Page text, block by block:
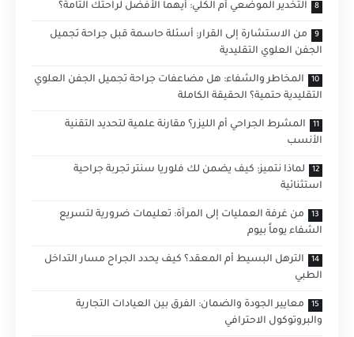
التخدير الموضعي أم الكلي: أيهما الأفضل لراحتك التامة؟
من الاستشارة إلى القرار: أسئلة حاسمة قبل جراحة تجميل
الجفن العلوي التقليدية
المخاطر والشفاء: هل مضاعفات جراحة تجميل الجفن العلوي
التقليدية حتمية؟ الحقيقة الكاملة
المشرط الجراحي أم الليزر؟ مقارنة علمية لتحديد التقنية
الأنسب
لماذا نتميز: كيف يضمن لك فلوريا سنتر تجربة جراحية
استثنائية
من غرفة العمليات إلى المرآة: تعليمات ضرورية لتسريع
الشفاء يوماً بيوم
الترهل البسيط أم المعقد؟ كيف يحدد الجراح مسار التداخل
الطبي
معايير الجودة والضمان: الفرق بين العيادات التجارية
والبروتوكول الاحترافي